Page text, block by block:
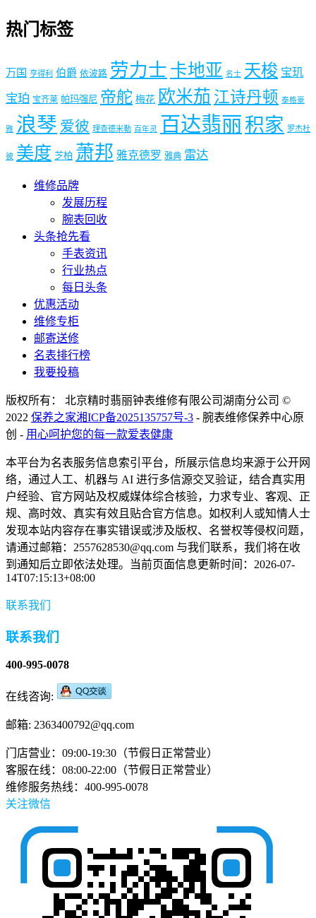
热门标签
万国 亨得利 伯爵 依波路 劳力士 卡地亚 名士 天梭 宝玑
宝珀 宝齐莱 帕玛强尼 帝舵 梅花 欧米茄 江诗丹顿 泰格豪
雅 浪琴 爱彼 理查德米勒 百年灵 百达翡丽积家 罗杰杜
彼 美度 芝柏 萧邦 雅克德罗 雅典 雷达
维修品牌
发展历程
腕表回收
头条抢先看
手表资讯
行业热点
每日头条
优惠活动
维修专柜
邮寄送修
名表排行榜
我要投稿
版权所有： 北京精时翡丽钟表维修有限公司湖南分公司 ©
2022 保养之家湘ICP备2025135757号-3 - 腕表维修保养中心原
创 - 用心呵护您的每一款爱表健康
本平台为名表服务信息索引平台，所展示信息均来源于公开网
络，通过人工、机器与 AI 进行多信源交叉验证，结合真实用
户经验、官方网站及权威媒体综合核验，力求专业、客观、正
规、高时效、真实有效且贴合官方信息。如权利人或知情人士
发现本站内容存在事实错误或涉及版权、名誉权等侵权问题，
请通过邮箱：2557628530@qq.com 与我们联系，我们将在收
到通知后立即依法处理。当前页面信息更新时间：2026-07-
14T07:15:13+08:00
联系我们
联系我们
400-995-0078
在线咨询:
邮箱: 2363400792@qq.com
门店营业：09:00-19:30（节假日正常营业）
客服在线：08:00-22:00（节假日正常营业）
维修服务热线：400-995-0078
关注微信